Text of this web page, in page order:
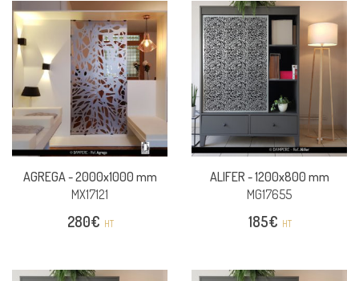
AGREGA -2000x1000 mm
MX17121
280€ HT
ALIFER -1200x800 mm
MG17655
185€ HT